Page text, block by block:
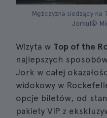
Mężczyzna siedzący
Jorku|©
Wizyta w Top of the
najlepszych
Jork w całej
widokowy w
opcje biletów, od
pakiety VIP z